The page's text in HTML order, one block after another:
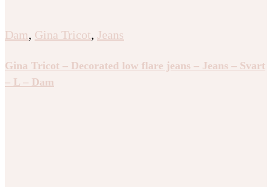
Dam, Gina Tricot, Jeans
Gina Tricot – Decorated low flare jeans – Jeans – Svart
– L – Dam